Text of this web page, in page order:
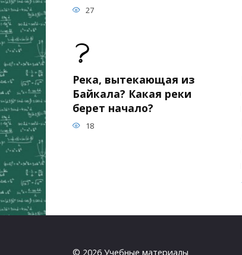
27
Река, вытекающая из
Байкала? Какая реки
берет начало?
18
© 2026 Учебные материалы